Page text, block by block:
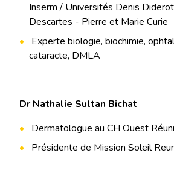
Inserm / Universités Denis
Descartes - Pierre et Marie Curie
Experte biologie, biochimie,
cataracte, DMLA
Dr Nathalie Sultan Bichat
Dermatologue au CH Ouest
Présidente de Mission Soleil